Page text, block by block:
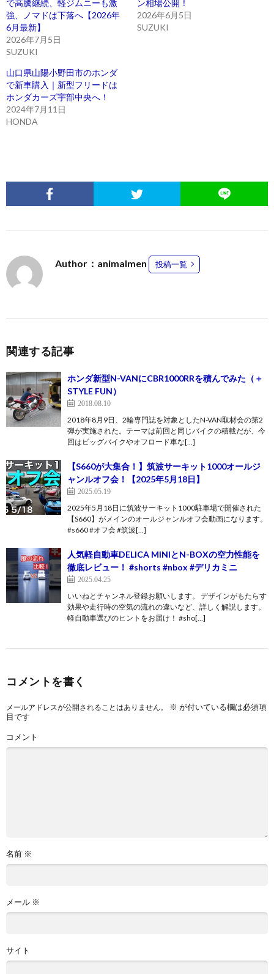
で高騰継続、軽ジムニーも激
強、ノマドは下落へ【2026年
6月最新】
2026年7月5日
SUZUKI
ン相場公開！
2026年6月5日
SUZUKI
山口県山陽小野田市のホンダ
で新車購入｜新型フリードは
ホンダカーズ宇部中央へ！
2024年7月11日
HONDA
Author：animalmen 投稿一覧
関連する記事
ホンダ新型N-VANにCBR1000RRを積んでみた（＋
STYLE FUN）
2018.08.10
2018年8月9日、2輪専門誌を対象としたN-VAN取材会の第2
弾が実施された。テーマは前回と同じバイクの積載だが、今
回はビッグバイクやオフロード車な[…]
【S660が大集合！】筑波サーキット1000オールジ
ャンルオフ会！【2025年5月18日】
2025.05.19
2025年5月18日に筑波サーキット1000駐車場で開催された
【S660】がメインのオールジャンルオフ会動画になります。
#s660 #オフ会 #筑波[…]
人気軽自動車DELICA MINIとN-BOXの空力性能を
徹底レビュー！ #shorts #nbox #デリカミニ
2025.04.25
いいねとチャンネル登録お願いします。 デザインがもたらす
効果や走行時の空気の流れの違いなど、詳しく解説します。
軽自動車選びのヒントをお届け！ #sho[…]
コメントを書く
メールアドレスが公開されることはありません。 ※ が付いている欄は必須項
目です
コメント
名前 ※
メール ※
サイト